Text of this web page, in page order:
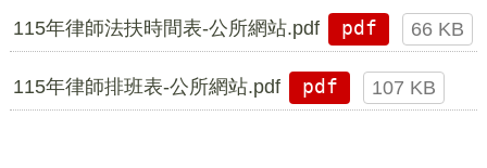
115年律師法扶時間表-公所網站.pdf pdf 66 KB
115年律師排班表-公所網站.pdf pdf 107 KB